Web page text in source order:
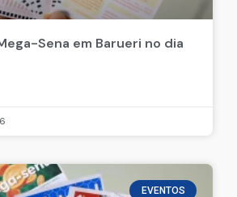
Sena em Barueri no dia
EVENTOS